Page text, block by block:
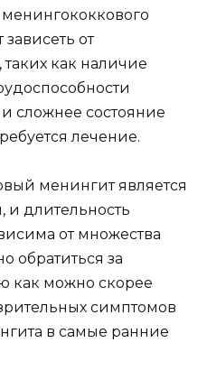
от
как наличие
сложнее состояние
лечение.
менингит является
и длительность
от множества
обратиться за
можно скорее
симптомов
в самые ранние